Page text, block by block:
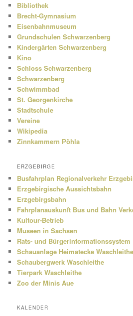
Bibliothek
Brecht-Gymnasium
Eisenbahnmuseum
Grundschulen Schwarzenberg
Kindergärten Schwarzenberg
Kino
Schloss Schwarzenberg
Schwarzenberg
Schwimmbad
St. Georgenkirche
Stadtschule
Vereine
Wikipedia
Zinnkammern Pöhla
ERZGEBIRGE
Busfahrplan Regionalverkehr
Erzgebirgische Aussichtsbahn
Erzgebirgsbahn
Fahrplanauskunft Bus und Bahn
Kultour-Betrieb
Museen in Sachsen
Rats- und
Schauanlage Heimatecke Waschleithe
Schaubergwerk Waschleithe
Tierpark Waschleithe
Zoo der Minis Aue
KALENDER